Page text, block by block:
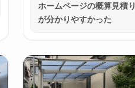
ホームページの概算見積り
が分かりやすかった